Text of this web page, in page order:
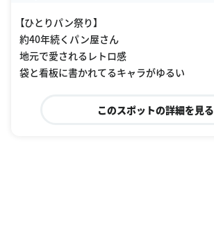
【ひとりパン祭り】
約40年続くパン屋さん
地元で愛されるレトロ感
袋と看板に書かれてるキャラがゆるい
このスポットの詳細を見る